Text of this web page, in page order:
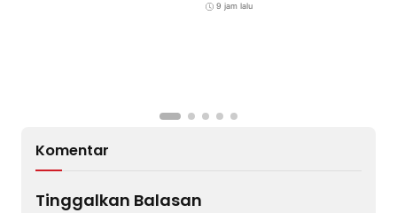
9 jam lalu
Komentar
Tinggalkan Balasan